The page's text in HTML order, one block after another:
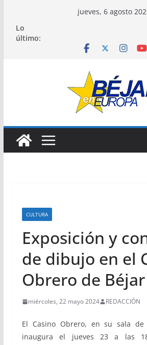
contenido
jueves, 6 agosto
Lo
último:
CULTURA
Exposición y
de dibujo en el
Obrero de Béjar
miércoles, 22 mayo 2024 REDACCIÓN
El Casino Obrero, en su sala de
inaugura el jueves 23 a las